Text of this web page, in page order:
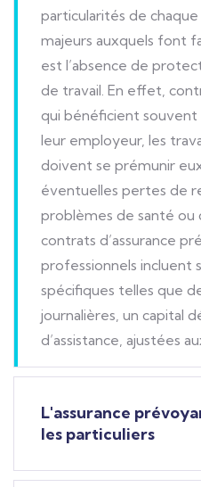
particularités de
majeurs auxquels font
est l’absence de
de travail. En effet,
qui bénéficient souvent
leur employeur, les
doivent se prémunir
éventuelles pertes de
problèmes de santé ou
contrats d’assurance
professionnels incluent
spécifiques telles que
journalières, un capital
d’assistance, ajustées
L'assurance
les particuliers